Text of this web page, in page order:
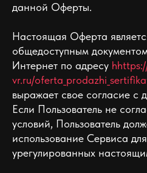
данной Оферты.
Настоящая Оферта
общедоступным
Интернет по адресу
vr.ru/
выражает свое согласие с
Если Пользователь не
условий, Пользователь
использование Сервиса
урегулированных